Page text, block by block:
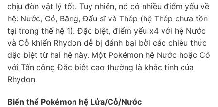
chịu đòn vật lý tốt. Tuy nhiên, nó có nhiều điểm yếu về
hệ: Nước, Cỏ, Băng, Đấu sĩ và Thép (hệ Thép chưa tồn
tại trong thế hệ 1). Đặc biệt, điểm yếu x4 với hệ Nước
và Cỏ khiến Rhydon dễ bị đánh bại bởi các chiêu thức
đặc biệt từ hai hệ này. Một Pokémon hệ Nước hoặc Cỏ
với Tấn công Đặc biệt cao thường là khắc tinh của
Rhydon.
Biến thể Pokémon hệ Lửa/Cỏ/Nước